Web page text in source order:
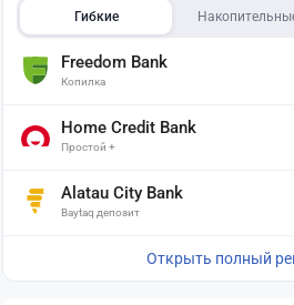
Гибкие
Freedom Bank
Копилка
Home Credit Bank
Простой +
Alatau City Bank
Baytaq депозит
Открыть полный